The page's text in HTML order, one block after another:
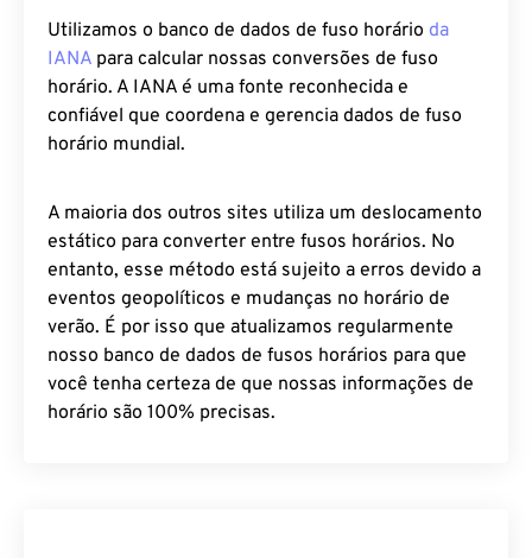
Utilizamos o banco de dados de fuso horário da
IANA para calcular nossas conversões de fuso
horário. A IANA é uma fonte reconhecida e
confiável que coordena e gerencia dados de fuso
horário mundial.
A maioria dos outros sites utiliza um deslocamento
estático para converter entre fusos horários. No
entanto, esse método está sujeito a erros devido a
eventos geopolíticos e mudanças no horário de
verão. É por isso que atualizamos regularmente
nosso banco de dados de fusos horários para que
você tenha certeza de que nossas informações de
horário são 100% precisas.